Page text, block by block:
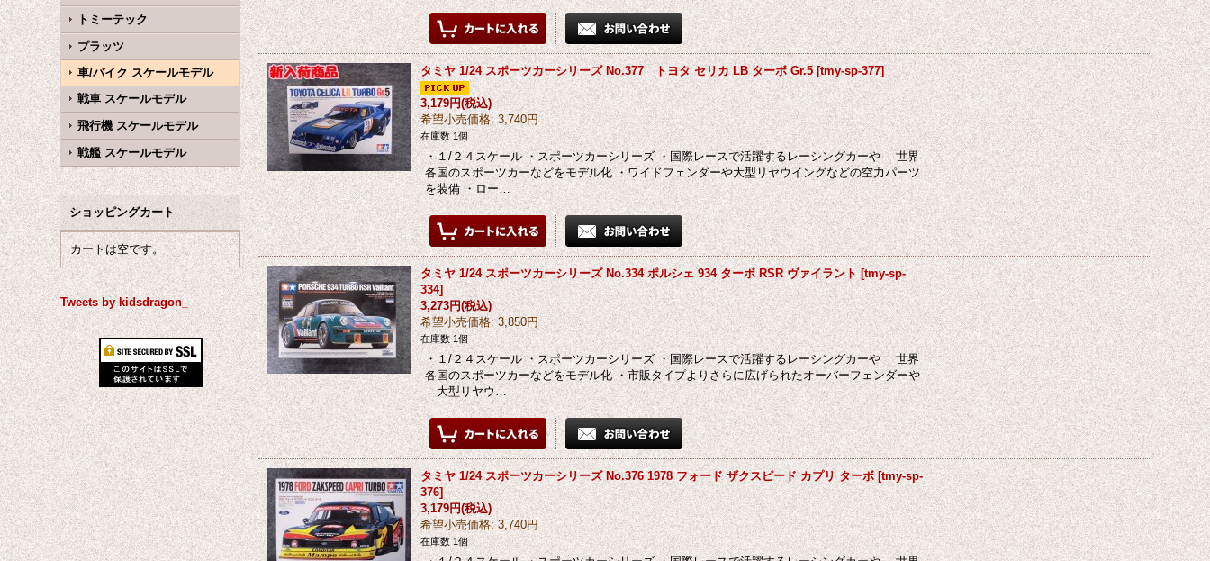
トミーテック
プラッツ
車/バイク スケールモデル
戦車 スケールモデル
飛行機 スケールモデル
戦艦 スケールモデル
ショッピングカート
カートは空です。
Tweets by kidsdragon_
タミヤ 1/24 スポーツカーシリーズ No.377 トヨタ セリカ LB ターボ Gr.5 [tmy-sp-377]
3,179円(税込)
希望小売価格: 3,740円
在庫数 1個
・１/２４スケール ・スポーツカーシリーズ ・国際レースで活躍するレーシングカーや 世界
各国のスポーツカーなどをモデル化 ・ワイドフェンダーや大型リヤウイングなどの空力パーツ
を装備 ・ロー…
タミヤ 1/24 スポーツカーシリーズ No.334 ポルシェ 934 ターボ RSR ヴァイラント [tmy-sp-
334]
3,273円(税込)
希望小売価格: 3,850円
在庫数 1個
・１/２４スケール ・スポーツカーシリーズ ・国際レースで活躍するレーシングカーや 世界
各国のスポーツカーなどをモデル化 ・市販タイプよりさらに広げられたオーバーフェンダーや
大型リヤウ…
タミヤ 1/24 スポーツカーシリーズ No.376 1978 フォード ザクスピード カプリ ターボ [tmy-sp-
376]
3,179円(税込)
希望小売価格: 3,740円
在庫数 1個